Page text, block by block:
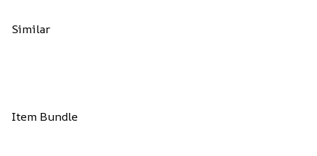
Similar
Item Bundle